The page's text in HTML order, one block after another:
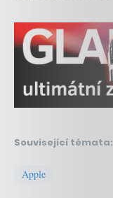
Související témata:
Apple